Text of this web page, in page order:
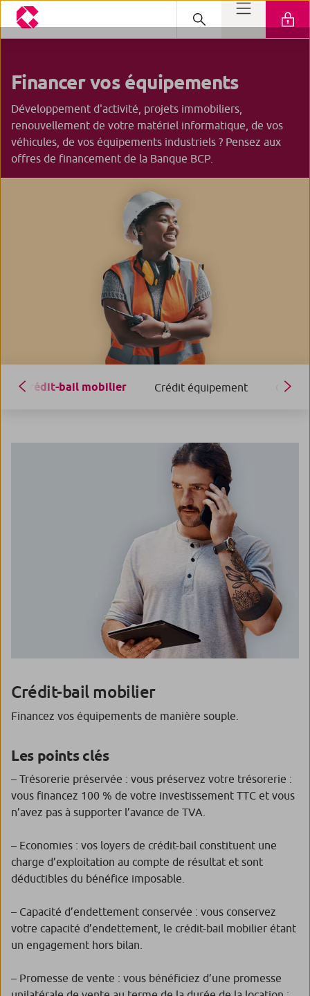
Financer vos équipements
Développement d'activité, projets immobiliers,
renouvellement de votre matériel informatique, de vos
véhicules, de vos équipements industriels ? Pensez aux
offres de financement de la Banque BCP.
Crédit-bail mobilier Crédit équipement
Crédit-bail mobilier
Financez vos équipements de manière souple.
Les points clés
– Trésorerie préservée : vous préservez votre trésorerie :
vous financez 100 % de votre investissement TTC et vous
n’avez pas à supporter l’avance de TVA.
– Economies : vos loyers de crédit-bail constituent une
charge d’exploitation au compte de résultat et sont
déductibles du bénéfice imposable.
– Capacité d’endettement conservée : vous conservez
votre capacité d’endettement, le crédit-bail mobilier étant
un engagement hors bilan.
– Promesse de vente : vous bénéficiez d’une promesse